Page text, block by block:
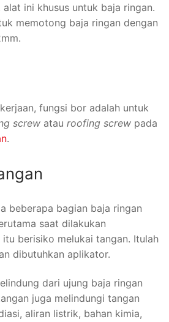
ini khusus untuk baja ringan.
memotong baja ringan dengan
fungsi bor adalah untuk
screw atau roofing screw pada
.
beberapa bagian baja ringan
saat dilakukan
berisiko melukai tangan. Itulah
dibutuhkan aplikator.
dari ujung baja ringan
juga melindungi tangan
aliran listrik, bahan kimia,